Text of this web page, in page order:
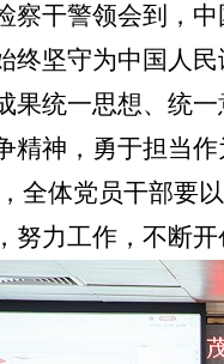
察干警领会到，
终坚守为中国人
果统一思想、统
精神，勇于担当作
全体党员干部要
努力工作，不断